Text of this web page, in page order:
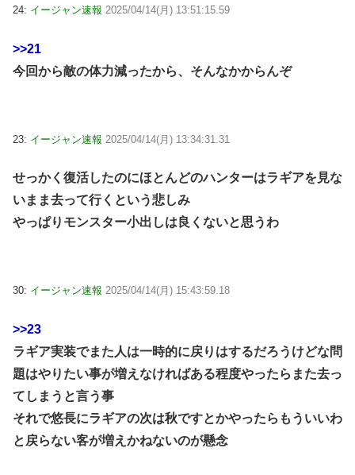
24: イージャン速報 2025/04/14(月) 13:51:15.59
>>21
今回から敵の体力減ったから、そんなかからんぞ
23: イージャン速報 2025/04/14(月) 13:34:31.31
せっかく復活したのにほとんどのハンターはラギアを見な
いまま去って行くという悲しみ
やっぱりモンスター小出しは良くないと思うわ
30: イージャン速報 2025/04/14(月) 15:43:59.18
>>23
ラギア実装でまた人は一時的に戻りはするだろうけどな問
題はやりたい事が増えなければある程度やったらまた去っ
てしまうと言う事
それで悠長にラギアの次は秋ですとかやったらもういいわ
と戻らない客が増えかねないのが懸念